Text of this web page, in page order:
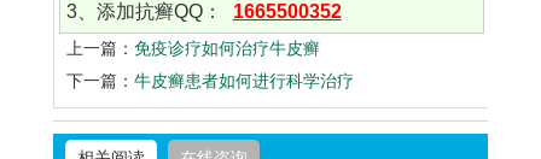
3、添加抗癣QQ：
1665500352
上一篇： 免疫诊疗如何治疗牛皮癣
下一篇： 牛皮癣患者如何进行科学治疗